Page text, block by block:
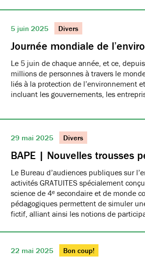
5 juin 2025 Divers
Journée mondiale de
Le 5 juin de chaque année, et ce,
millions de personnes à travers le
liés à la protection de l’environnement
incluant les gouvernements, les
29 mai 2025 Divers
BAPE | Nouvelles trousses
Le Bureau d’audiences publiques sur
activités GRATUITES spécialement
science de 4ᵉ secondaire et de monde
pédagogiques permettent de simuler
fictif, alliant ainsi les notions de
22 mai 2025 Bon coup!